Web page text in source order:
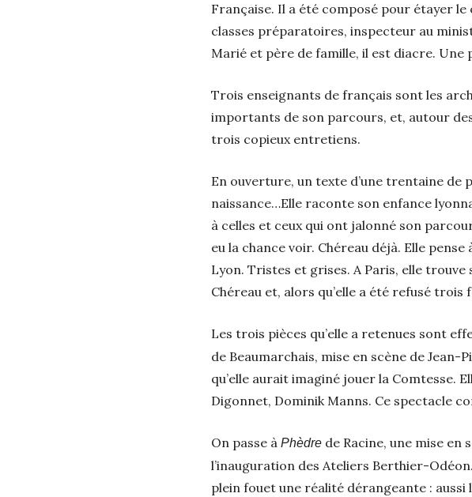
Française. Il a été composé pour étayer
classes préparatoires, inspecteur au
Marié et père de famille, il est diacre. Une
Trois enseignants de français sont les
importants de son parcours, et, autour
trois copieux entretiens.
En ouverture, un texte d’une trentaine
naissance…Elle raconte son enfance
à celles et ceux qui ont jalonné son
eu la chance voir. Chéreau déjà. Elle
Lyon. Tristes et grises. A Paris, elle
Chéreau et, alors qu’elle a été refusé
Les trois pièces qu’elle a retenues sont
de Beaumarchais, mise en scène de Jean-
qu’elle aurait imaginé jouer la Comtesse.
Digonnet, Dominik Manns. Ce spectacle
On passe à Phèdre de Racine, une mise en
l’inauguration des Ateliers Berthier-
plein fouet une réalité dérangeante :